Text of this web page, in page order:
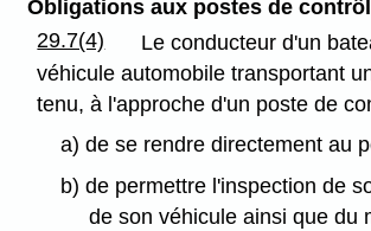
Obligations aux postes de
29.7(4)
Le conducteur d'un
véhicule automobile transportant
tenu, à l'approche d'un poste de
a) de se rendre directement au
b) de permettre l'inspection de
de son véhicule ainsi que du